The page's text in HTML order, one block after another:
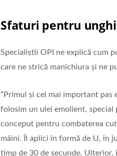
Sfaturi pentru
Specialiștii OPI ne explică cum
care ne strică manichiura și ne
”Primul și cel mai important pas
folosim un ulei emolient, special
conceput pentru combaterea
mâini. Îl aplici în formă de U, în
timp de 30 de secunde. Ulterior,